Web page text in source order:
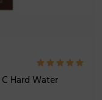
Hard Water